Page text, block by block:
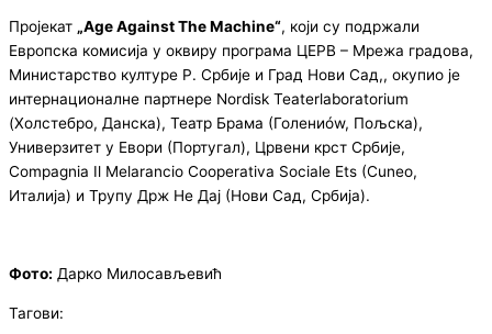
Пројекат „Age Against The Machine“, који су подржали
Европска комисија у оквиру програма ЦЕРВ – Мрежа градова,
Министарство културе Р. Србије и Град Нови Сад,, окупио је
интернационалне партнере Nordisk Teaterlaboratorium
(Холстебро, Данска), Театр Брама (Голениów, Пољска),
Универзитет у Евори (Португал), Црвени крст Србије,
Compagnia Il Melarancio Cooperativa Sociale Ets (Cuneо,
Италија) и Трупу Држ Не Дај (Нови Сад, Србија).
Фото: Дарко Милосављевић
Тагови: